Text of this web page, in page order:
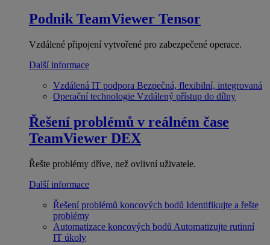
Podnik TeamViewer Tensor
Vzdálené připojení vytvořené pro zabezpečené operace.
Další informace
Vzdálená IT podpora Bezpečná, flexibilní, integrovaná
Operační technologie Vzdálený přístup do dílny
Řešení problémů v reálném čase
TeamViewer DEX
Řešte problémy dříve, než ovlivní uživatele.
Další informace
Řešení problémů koncových bodů Identifikujte a řešte
problémy
Automatizace koncových bodů Automatizujte rutinní
IT úkoly